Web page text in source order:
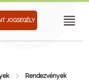
JOGSEGÉLY
Rendezvények